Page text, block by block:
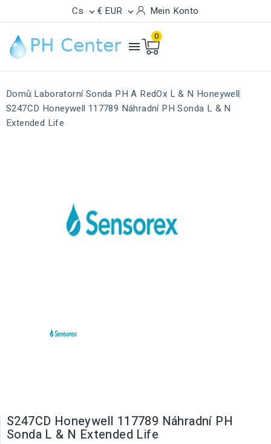
Cs  € EUR  Mein Konto

0
Domů Laboratorní Sonda PH A RedOx L & N Honeywell
S247CD Honeywell 117789 Náhradní PH Sonda L & N
Extended Life
S247CD Honeywell 117789 Náhradní PH
Sonda L & N Extended Life